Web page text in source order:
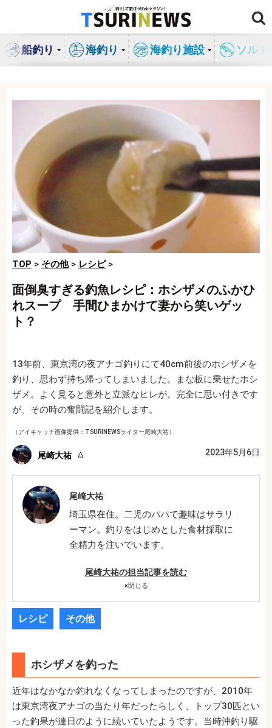
ン
船釣り 海釣り 海釣り施設 ソル
TOP > その他> レシピ>
面倒臭すぎる釣魚レシピ：ホシザメのふかひ
れスープ 手間ひまかけて妻から笑いゲッ
ト？
13年前、東京湾の夜アナゴ釣りにて40cm前後のホシザメを
釣り、思わず持ち帰ってしまいました。まな板に乗せたホシ
ザメ。よく見ると意外と立派なヒレが。完全に思い付きです
が、その時の奮闘記を紹介します。
（アイキャッチ画像提供：TSURINEWSライター尾崎大祐）
尾崎大祐 2023年5月6日
尾崎大祐
埼玉県在住。二児のパパで趣味はサラリ
ーマン。釣りをはじめとした食材採取に
全精力を注いでいます。
尾崎大祐の担当記事を読む
×閉じる
レシピ その他
ホシザメを釣った
近年はなかなか釣れなくなってしまったのですが、2010年
は東京湾夜アナゴの当たり年だったらしく、トップ30匹とい
った釣果が連日のように続いていたようです。当時沖釣り駆